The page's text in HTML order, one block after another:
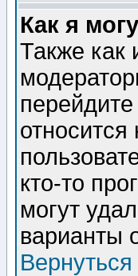
Как я
Также как
относится
кто-то
могут
варианты